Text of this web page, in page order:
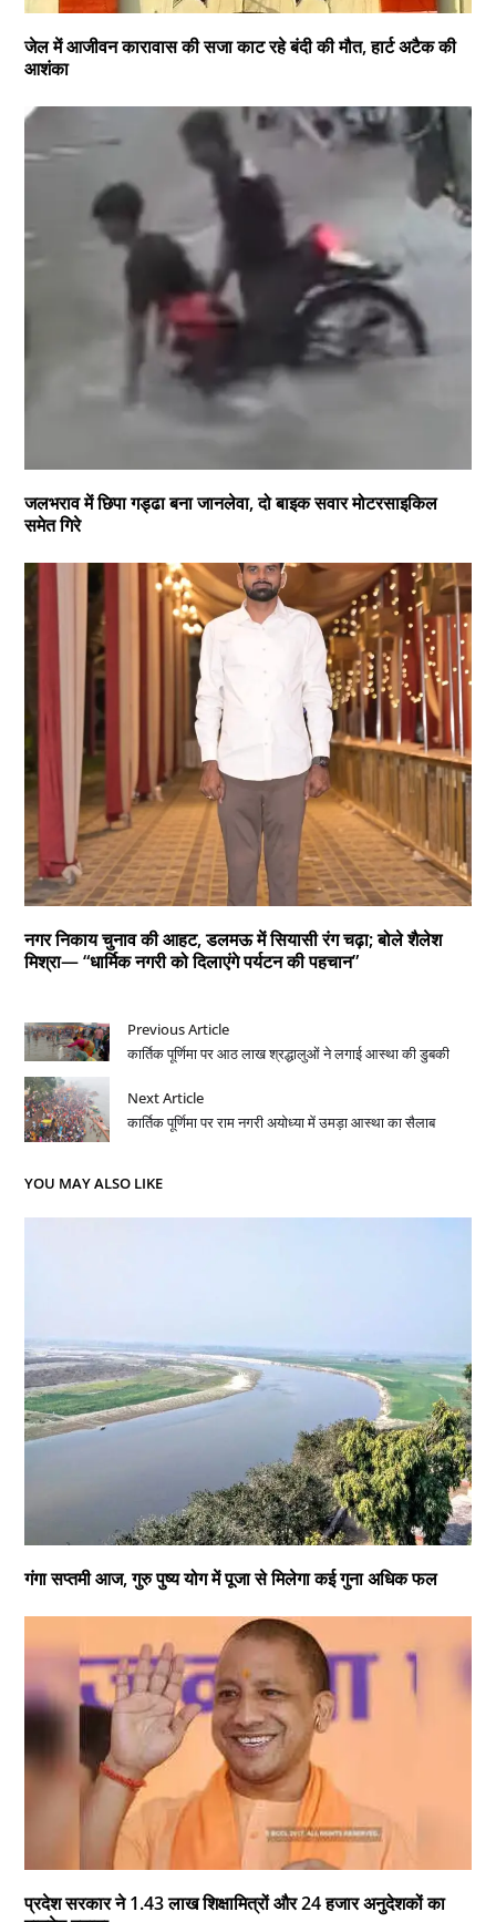
जेल में आजीवन कारावास की सजा काट रहे बंदी की मौत, हार्ट अटैक की
आशंका
जलभराव में छिपा गड्ढा बना जानलेवा, दो बाइक सवार मोटरसाइकिल
समेत गिरे
नगर निकाय चुनाव की आहट, डलमऊ में सियासी रंग चढ़ा; बोले शैलेश
मिश्रा— “धार्मिक नगरी को दिलाएंगे पर्यटन की पहचान”
Previous Article
कार्तिक पूर्णिमा पर आठ लाख श्रद्धालुओं ने लगाई आस्था की डुबकी
Next Article
कार्तिक पूर्णिमा पर राम नगरी अयोध्या में उमड़ा आस्था का सैलाब
YOU MAY ALSO LIKE
गंगा सप्तमी आज, गुरु पुष्य योग में पूजा से मिलेगा कई गुना अधिक फल
प्रदेश सरकार ने 1.43 लाख शिक्षामित्रों और 24 हजार अनुदेशकों का